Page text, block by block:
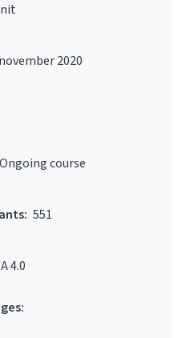
2020
Ongoing course
551
4.0